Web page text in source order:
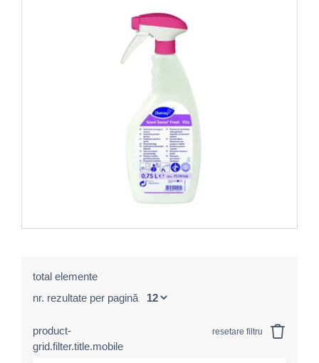
total elemente
nr. rezultate per pagină
product-
grid.filter.title.mobile
resetare filtru